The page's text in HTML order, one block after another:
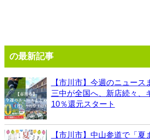
の最新記事
【市川市】今週のニュース
三中が全国へ、新店続々、
10％還元スタート
【市川市】中山参道で「夏